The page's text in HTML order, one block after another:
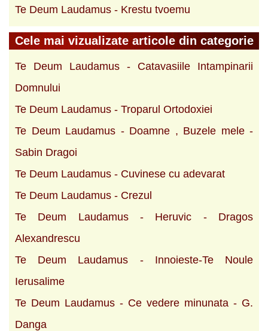
Te Deum Laudamus - Krestu tvoemu
Cele mai vizualizate articole din categorie
Te Deum Laudamus - Catavasiile Intampinarii
Domnului
Te Deum Laudamus - Troparul Ortodoxiei
Te Deum Laudamus - Doamne , Buzele mele -
Sabin Dragoi
Te Deum Laudamus - Cuvinese cu adevarat
Te Deum Laudamus - Crezul
Te Deum Laudamus - Heruvic - Dragos
Alexandrescu
Te Deum Laudamus - Innoieste-Te Noule
Ierusalime
Te Deum Laudamus - Ce vedere minunata - G.
Danga